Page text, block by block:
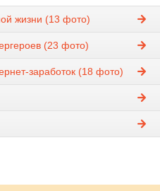
жизни (13 фото)
(23 фото)
заработок (18 фото)